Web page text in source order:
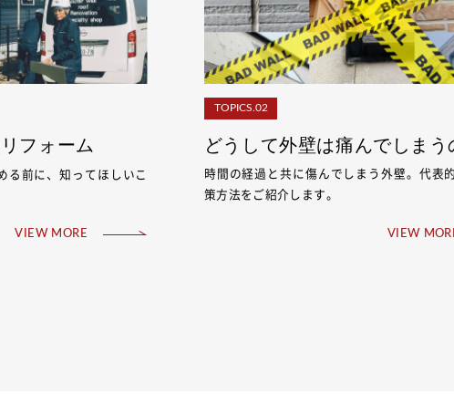
フォーム
る前に、知ってほしいこ
VIEW MORE
TOPICS.02
どうして外壁は痛んでしまう
時間の経過と共に傷んでしまう外壁。代表
策方法をご紹介します。
VIEW